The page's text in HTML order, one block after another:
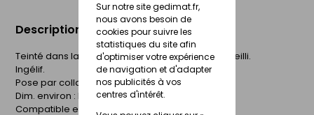
Sur notre site gedimat.fr,
nous avons besoin de
cookies pour suivre les
statistiques du site afin
d'optimiser votre expérience
de navigation et d'adapter
nos publicités à vos
centres d'intérêt.
Description du produit
Teinté dans la masse. Imitation brique. Aspect vieilli.
Ingélif.
Pose par collage pierre à pierre. A jointoyer.
Dim. environ : L.22 x l.10 x h.5 x ép.1,5 cm.
Compatible extérieur et intérieur.